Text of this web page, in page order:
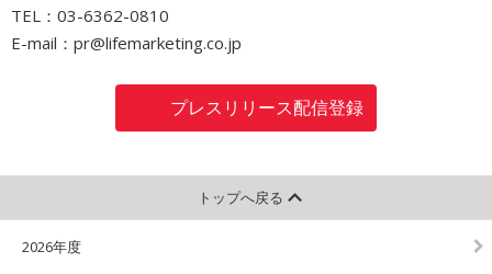
TEL：03-6362-0810
E-mail：pr@lifemarketing.co.jp
プレスリリース配信登録
トップへ戻る
2026年度